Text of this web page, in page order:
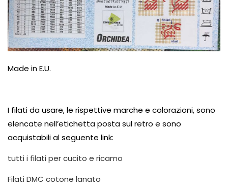
Made in E.U.
I filati da usare, le rispettive marche e colorazioni, sono
elencate nell’etichetta posta sul retro e sono
acquistabili al seguente link:
tutti i filati per cucito e ricamo
Filati DMC cotone lanato